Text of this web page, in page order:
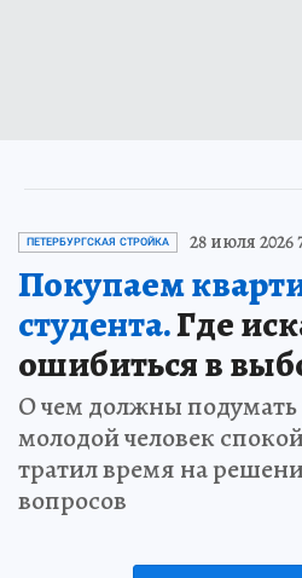
ПЕТЕРБУРГСКАЯ СТРОЙКА 28 июля 2026
Покупаем
студента.Где
ошибиться в
О чем должны
молодой человек
тратил время на
вопросов